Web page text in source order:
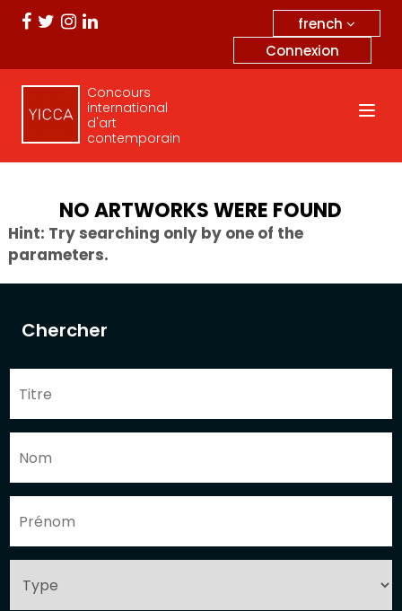
french
Connexion
Concours
international
d'art
contemporain
Chercher
NO ARTWORKS WERE FOUND
Hint: Try searching only by one of the
parameters.